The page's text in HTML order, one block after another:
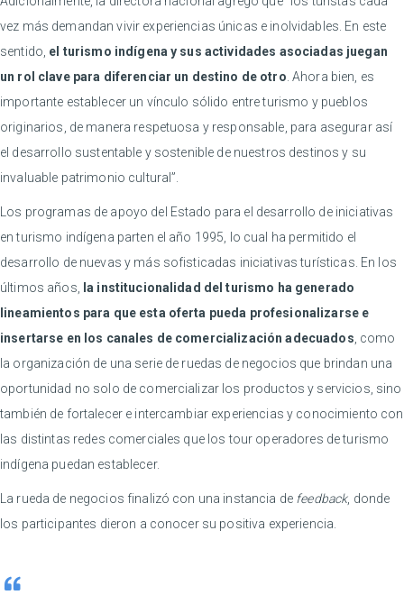
vez más demandan vivir experiencias únicas e inolvidables. En este
sentido, el turismo indígena y sus actividades asociadas juegan
un rol clave para diferenciar un destino de otro . Ahora bien, es
importante establecer un vínculo sólido entre turismo y pueblos
originarios, de manera respetuosa y responsable, para asegurar así
el desarrollo sustentable y sostenible de nuestros destinos y su
invaluable patrimonio cultural”.
Los programas de apoyo del Estado para el desarrollo de iniciativas
en turismo indígena parten el año 1995, lo cual ha permitido el
desarrollo de nuevas y más sofisticadas iniciativas turísticas. En los
últimos años,
la institucionalidad del turismo ha generado
lineamientos para que esta oferta pueda profesionalizarse e
insertarse en los canales de comercialización adecuados , como
la organización de una serie de ruedas de negocios que brindan una
oportunidad no solo de comercializar los productos y servicios, sino
también de fortalecer e intercambiar experiencias y conocimiento con
las distintas redes comerciales que los tour operadores de turismo
indígena puedan establecer.
La rueda de negocios finalizó con una instancia de feedback, donde
los participantes dieron a conocer su positiva experiencia.